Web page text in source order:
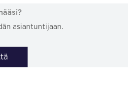
asiantuntijaan.